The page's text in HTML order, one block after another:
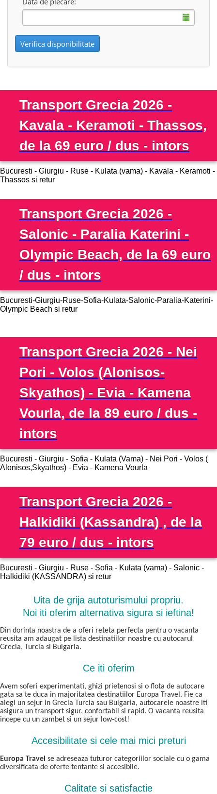
Verifica disponibilitate
Transport Grecia 2026 -
Kavala - Keramoti - Thassos,
de la 69 euro / dus - intors
Bucuresti - Giurgiu - Ruse - Kulata (vama) - Kavala - Keramoti -
Thassos si retur
Transport Grecia 2026 -
Salonic - Paralia Katerini -
Olympic Beach, de la 69 euro
/ dus - intors
Bucuresti-Giurgiu-Ruse-Sofia-Kulata-Salonic-Paralia-Katerini-
Olympic Beach si retur
Transport Grecia 2026 - Nei
Pori - Volos (Alonisos-
Skyathos) - Evia - Kamena
Vourla, de la 89 euro / dus -
intors
Bucuresti - Giurgiu - Sofia - Kulata (Vama) - Nei Pori - Volos (
Alonisos,Skyathos) - Evia - Kamena Vourla
Transport Grecia 2026 -
Halkidiki (Kassandra) , de la
79 euro / dus - intors
Bucuresti - Giurgiu - Ruse - Sofia - Kulata (vama) - Salonic -
Halkidiki (KASSANDRA) si retur
Uita de grija autoturismului propriu.
Noi iti oferim alternativa sigura si ieftina!
Din dorinta noastra de a oferi reteta perfecta pentru o vacanta
reusita am adaugat pe lista destinatiilor noastre cu autocarul
Grecia, Turcia si Bulgaria.
Ce iti oferim
Avem soferi experimentati, ghizi prietenosi si o flota de autocare
gata sa te duca in majoritatea destinatiilor Europa Travel. Fie ca
alegi un sejur in Grecia Turcia sau Bulgaria, autocarele noastre iti
asigura un transport sigur, confortabil si rapid. O vacanta reusita
incepe cu un zambet si un sejur low-cost!
Accesibilitate si cele mai mici preturi
Europa Travel se adreseaza tuturor categoriilor sociale cu o gama
diversificata de oferte tentante si accesibile.
Calitate si satisfactie